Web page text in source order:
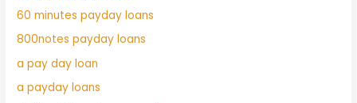
60 minutes payday loans
800notes payday loans
a pay day loan
a payday loans